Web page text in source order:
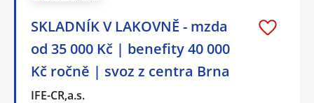
SKLADNÍK V LAKOVNĚ - mzda
od 35 000 Kč | benefity 40 000
Kč ročně | svoz z centra Brna
IFE-CR,a.s.